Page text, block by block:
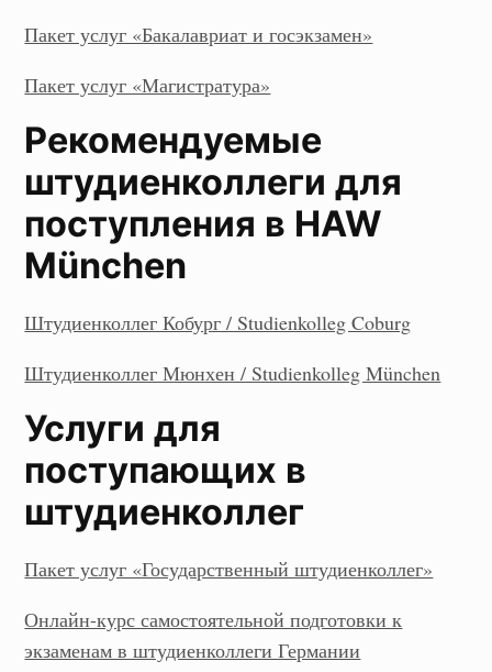
Пакет услуг «Бакалавриат и госэкзамен»
Пакет услуг «Магистратура»
Рекомендуемые
штудиенколлеги для
поступления в HAW
München
Штудиенколлег Кобург / Studienkolleg Coburg
Штудиенколлег Мюнхен / Studienkolleg München
Услуги для
поступающих в
штудиенколлег
Пакет услуг «Государственный штудиенколлег»
Онлайн-курс самостоятельной подготовки к
экзаменам в штудиенколлеги Германии